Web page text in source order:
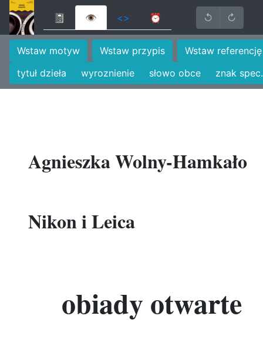
📓 👁 <> ⏰ ↺ ↻
Wstaw motyw Wstaw przypis
Wstaw referencję
tytuł dzieła
wyroznienie słowo obce znak spec.
Agnieszka Wolny-Hamkało
Nikon i Leica
obiady otwarte